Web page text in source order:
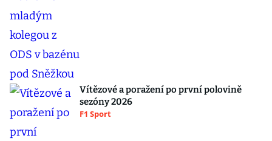
Vítězové a poražení po první polovině
sezóny 2026
F1 Sport